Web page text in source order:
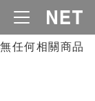
WOMEN
無任何相關商品